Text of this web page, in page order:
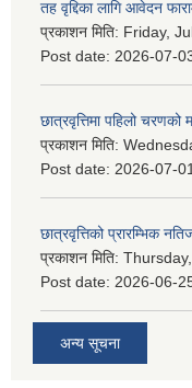
तह वृद्दिका लागि आवेदन
प्रकाशन मिति: Friday,
Post date: 2026-07-
छात्रवृत्तिमा पहिलो
प्रकाशन मिति:
Post date: 2026-07-01
छात्रवृत्तिको प्रारम्भिक
प्रकाशन मिति:
Post date: 2026-06-
अन्य सूचना